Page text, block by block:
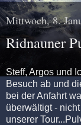
Mittwoch, 8.
Ridnauner
Steff, Argos und
Besuch ab und
bei der Anfahrt
überwältigt -
unserer